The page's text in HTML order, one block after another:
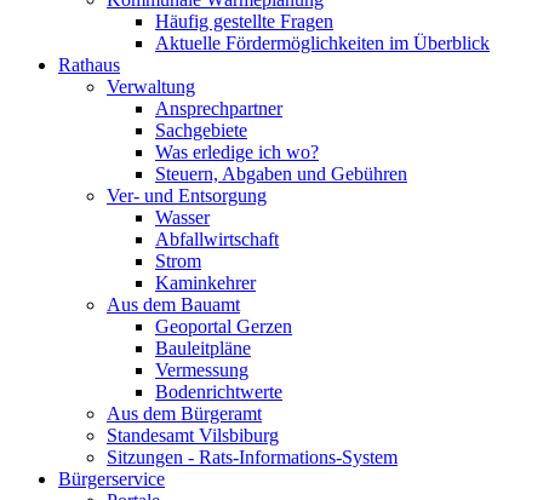
Häufig gestellte Fragen
Aktuelle Fördermöglichkeiten im Überblick
Rathaus
Verwaltung
Ansprechpartner
Sachgebiete
Was erledige ich wo?
Steuern, Abgaben und Gebühren
Ver- und Entsorgung
Wasser
Abfallwirtschaft
Strom
Kaminkehrer
Aus dem Bauamt
Geoportal Gerzen
Bauleitpläne
Vermessung
Bodenrichtwerte
Aus dem Bürgeramt
Standesamt Vilsbiburg
Sitzungen - Rats-Informations-System
Bürgerservice